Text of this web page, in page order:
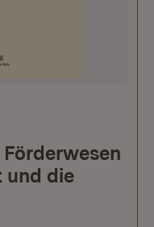
und die